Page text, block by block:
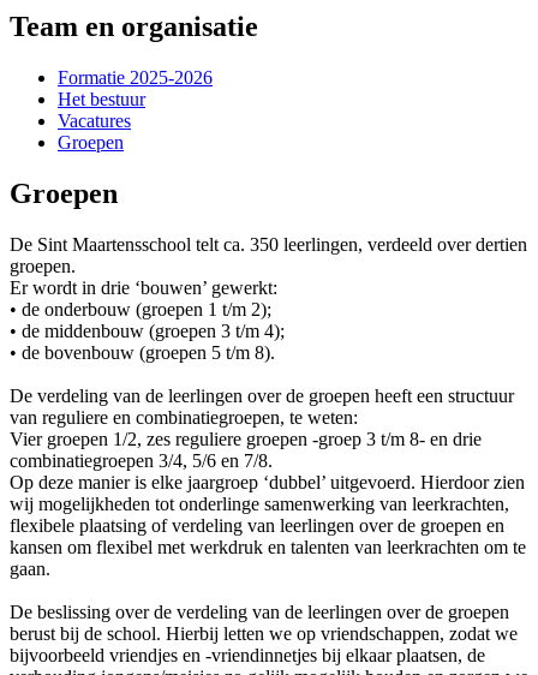
Team en organisatie
Formatie 2025-2026
Het bestuur
Vacatures
Groepen
Groepen
De Sint Maartensschool telt ca. 350 leerlingen, verdeeld over dertien
groepen.
Er wordt in drie ‘bouwen’ gewerkt:
• de onderbouw (groepen 1 t/m 2);
• de middenbouw (groepen 3 t/m 4);
• de bovenbouw (groepen 5 t/m 8).
De verdeling van de leerlingen over de groepen heeft een structuur
van reguliere en combinatiegroepen, te weten:
Vier groepen 1/2, zes reguliere groepen -groep 3 t/m 8- en drie
combinatiegroepen 3/4, 5/6 en 7/8.
Op deze manier is elke jaargroep ‘dubbel’ uitgevoerd. Hierdoor zien
wij mogelijkheden tot onderlinge samenwerking van leerkrachten,
flexibele plaatsing of verdeling van leerlingen over de groepen en
kansen om flexibel met werkdruk en talenten van leerkrachten om te
gaan.
De beslissing over de verdeling van de leerlingen over de groepen
berust bij de school. Hierbij letten we op vriendschappen, zodat we
bijvoorbeeld vriendjes en -vriendinnetjes bij elkaar plaatsen, de